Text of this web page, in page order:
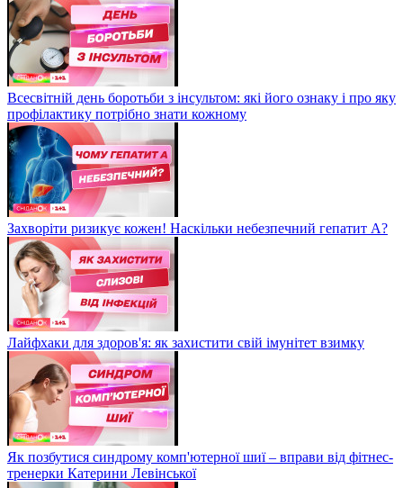
Всесвітній день боротьби з інсультом: які його ознаку і про яку
профілактику потрібно знати кожному
Захворіти ризикує кожен! Наскільки небезпечний гепатит А?
Лайфхаки для здоров'я: як захистити свій імунітет взимку
Як позбутися синдрому комп'ютерної шиї – вправи від фітнес-
тренерки Катерини Левінської